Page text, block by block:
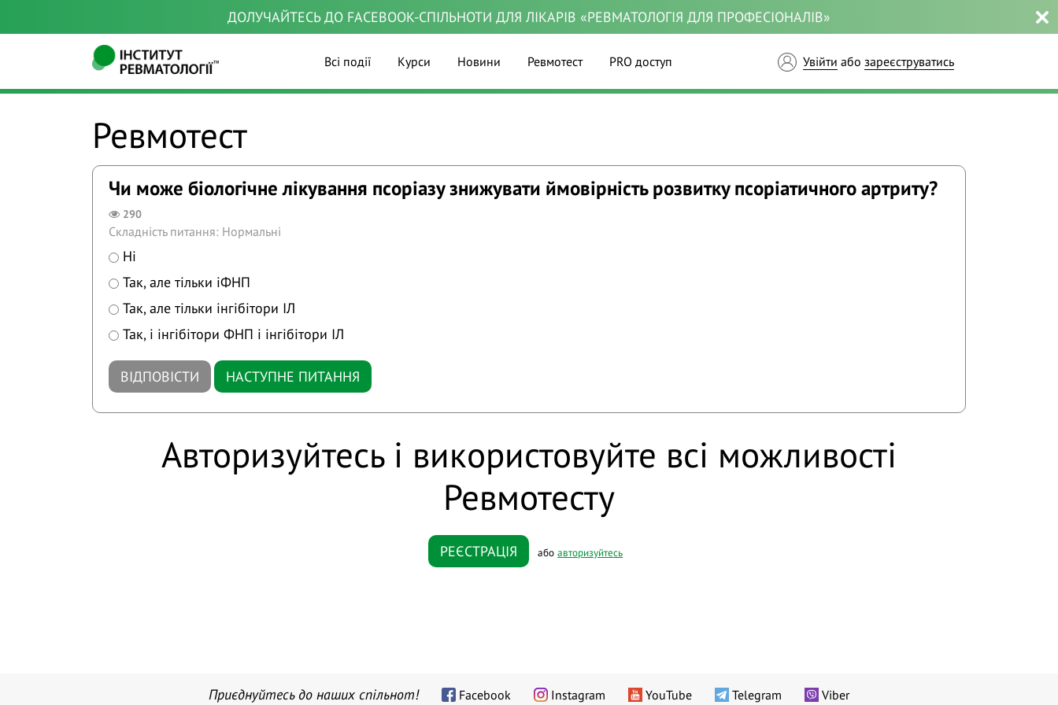
ДОЛУЧАЙТЕСЬ ДО FACEBOOK-СПІЛЬНОТИ ДЛЯ ЛІКАРІВ «РЕВМАТОЛОГІЯ ДЛЯ ПРОФЕСІОНАЛІВ»
Всі події Курси Новини Ревмотест PRO доступ Увійти або зареєструватись
Ревмотест
Чи може біологічне лікування псоріазу знижувати ймовірність розвитку псоріатичного артриту?
290
Складність питання: Нормальні
Ні
Так, але тільки іФНП
Так, але тільки інгібітори ІЛ
Так, і інгібітори ФНП і інгібітори ІЛ
ВІДПОВІСТИ НАСТУПНЕ ПИТАННЯ
Авторизуйтесь і використовуйте всі можливості
Ревмотесту
РЕЄСТРАЦІЯ абоавторизуйтесь
Приєднуйтесь до наших спільнот! Facebook Instagram YouTube Telegram Viber